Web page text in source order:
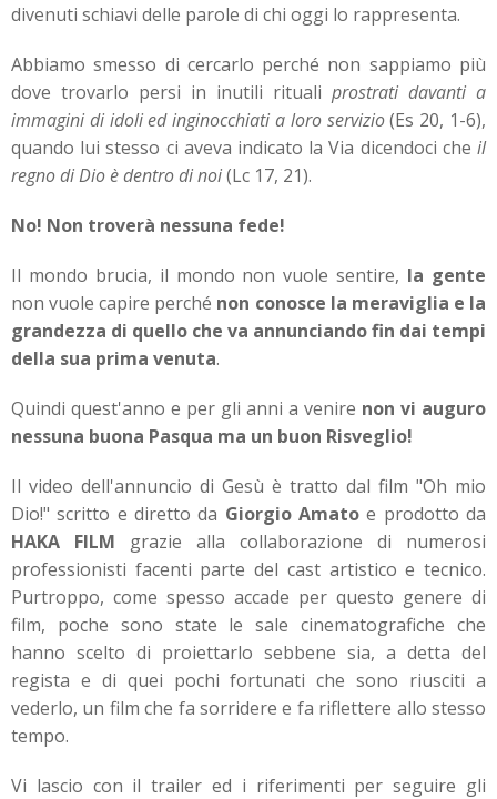
divenuti schiavi delle parole di chi oggi lo rappresenta.
Abbiamo smesso di cercarlo perché non sappiamo più
dove trovarlo persi in inutili rituali prostrati davanti a
immagini di idoli ed inginocchiati a loro servizio(Es 20, 1-6),
quando lui stesso ci aveva indicato la Via dicendoci che il
regno di Dio è dentro di noi(Lc 17, 21).
No! Non troverà nessuna fede!
Il mondo brucia, il mondo non vuole sentire, la gente
non vuole capire perché non conosce la meraviglia e la
grandezza di quello che va annunciando fin dai tempi
della sua prima venuta.
Quindi quest'anno e per gli anni a venire non vi auguro
nessuna buona Pasqua ma un buon Risveglio!
Il video dell'annuncio di Gesù è tratto dal film "Oh mio
Dio!" scritto e diretto da Giorgio Amato e prodotto da
HAKA FILM grazie alla collaborazione di numerosi
professionisti facenti parte del cast artistico e tecnico.
Purtroppo, come spesso accade per questo genere di
film, poche sono state le sale cinematografiche che
hanno scelto di proiettarlo sebbene sia, a detta del
regista e di quei pochi fortunati che sono riusciti a
vederlo, un film che fa sorridere e fa riflettere allo stesso
tempo.
Vi lascio con il trailer ed i riferimenti per seguire gli